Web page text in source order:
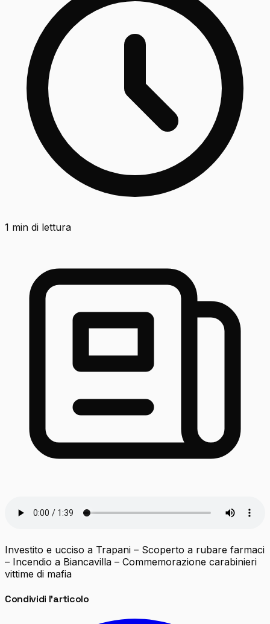
1 min di lettura
Investito e ucciso a Trapani – Scoperto a rubare farmaci
– Incendio a Biancavilla – Commemorazione carabinieri
vittime di mafia
Condividi l'articolo